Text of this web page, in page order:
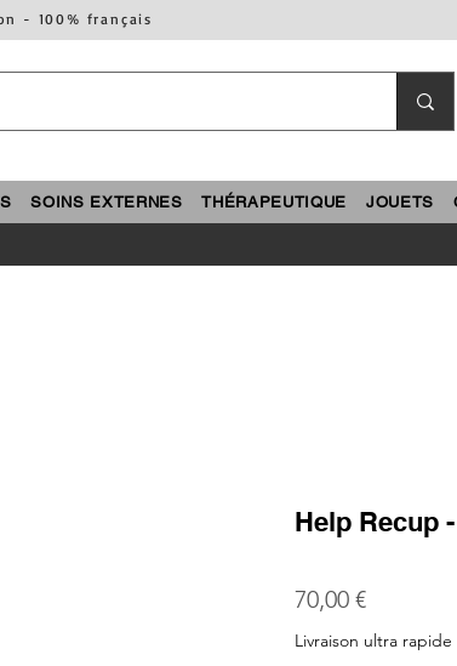
- 100% français
SOINS EXTERNES THÉRAPEUTIQUE JOUETS
Help Recup
70,00 €Prix
Livraison ultra rapide